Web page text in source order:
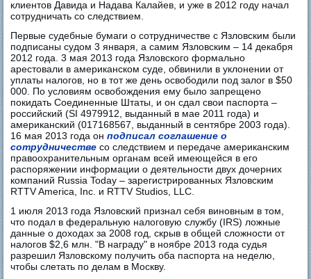
клиентов Давида и Надава Калайев, и уже в 2012 году начал
сотрудничать со следствием.
Первые судебные бумаги о сотрудничестве с Язловским были
подписаны судом 3 января, а самим Язловским – 14 декабря
2012 года. 3 мая 2013 года Язловского формально
арестовали в американском суде, обвинили в уклонении от
уплаты налогов, но в тот же день освободили под залог в $50
000. По условиям освобождения ему было запрещено
покидать Соединенные Штаты, и он сдал свои паспорта –
российский (SI 4979912, выданный в мае 2011 года) и
американский (017168567, выданный в сентябре 2003 года).
16 мая 2013 года онподписал соглашение о
сотрудничестве со следствием и передаче американским
правоохранительным органам всей имеющейся в его
распоряжении информации о деятельности двух дочерних
компаний Russia Today – зарегистрированных Язловским
RTTV America, Inc. и RTTV Studios, LLC.
1 июля 2013 года Язловский признал себя виновным в том,
что подал в федеральную налоговую службу (IRS) ложные
данные о доходах за 2008 год, скрыв в общей сложности от
налогов $2,6 млн. "В награду" в ноябре 2013 года судья
разрешил Язловскому получить оба паспорта на неделю,
чтобы слетать по делам в Москву.